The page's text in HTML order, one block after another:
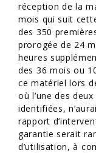
réception de la
mois qui suit
des 350
prorogée de 24
heures
des 36 mois ou
ce matériel lors
où l’une des
identifiées,
rapport
garantie serait
d’utilisation, à